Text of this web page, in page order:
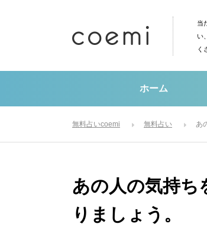
当
い
く
ホーム
無料占いcoemi 無料占い あ
あの人の気持ち
りましょう。